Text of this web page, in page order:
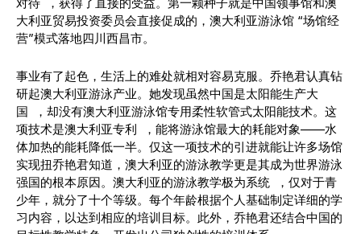
大利亚贸易投资委员会直接促成的，澳大利亚游泳馆 “场馆经
营”模式落地四川西昌市。
事业有了起色，生活上的难处就相对容易克服。乔艳君认真钻
研起澳大利亚游泳产业。她发现虽然中国是太阳能生产大
国 ，却没有澳大利亚游泳馆专用柔性软管式太阳能技术。这
项技术是澳大利亚专利 ，能将游泳馆最大的耗能对象——水
体加热的能耗降低一半。仅这一项技术的引进就能让许多场馆
实现扭乔艳君知道，澳大利亚的游泳教学更是其成为世界游泳
强国的根本原因。澳大利亚的游泳教学极为系统 ，仅对于青
少年，就分了十个等级。每个年龄根据个人基础制定详细的学
习内容，以达到相应的培训目标。此外，乔艳君还结合中国的